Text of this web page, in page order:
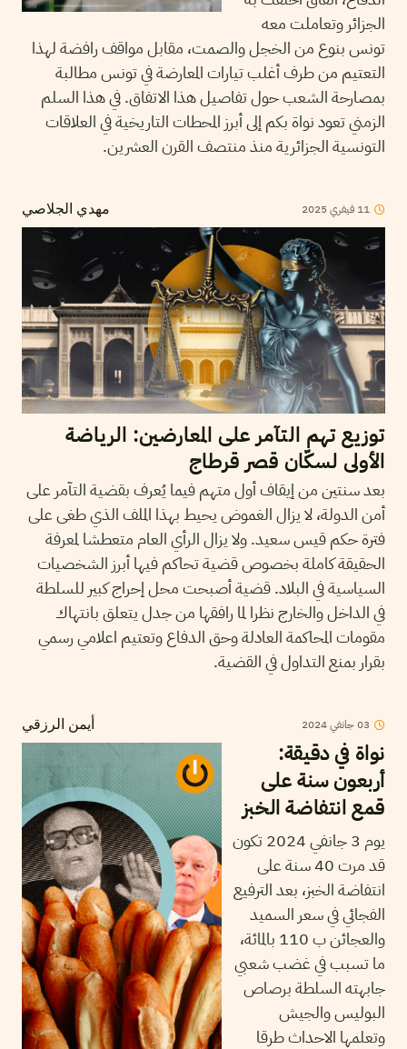
الجزائر وتعاملت معه
تونس بنوع من الخجل والصمت، مقابل مواقف رافضة لهذا
التعتيم من طرف أغلب تيارات المعارضة في تونس مطالبة
بمصارحة الشعب حول تفاصيل هذا الاتفاق. في هذا السلم
الزمني تعود نواة بكم إلى أبرز المحطات التاريخية في العلاقات
التونسية الجزائرية منذ منتصف القرن العشرين.
مهدي الجلاصي 11 فيفري 2025
توزيع تهم التآمر على المعارضين: الرياضة
الأولى لسكّان قصر قرطاج
بعد سنتين من إيقاف أول متهم فيما يُعرف بقضية التآمر على
أمن الدولة، لا يزال الغموض يحيط بهذا الملف الذي طغى على
فترة حكم قيس سعيد. ولا يزال الرأي العام متعطشا لمعرفة
الحقيقة كاملة بخصوص قضية تحاكم فيها أبرز الشخصيات
السياسية في البلاد. قضية أصبحت محل إحراج كبير للسلطة
في الداخل والخارج نظرا لما رافقها من جدل يتعلق بانتهاك
مقومات المحاكمة العادلة وحق الدفاع وتعتيم اعلامي رسمي
بقرار بمنع التداول في القضية.
أيمن الرزقي 03جانفي2024
نواة في دقيقة:
أربعون سنة على
قمع انتفاضة الخبز
يوم 3 جانفي 2024 تكون
قد مرت 40 سنة على
انتفاضة الخبز، بعد الترفيع
الفجائي في سعر السميد
والعجائن ب 110 بالمائة،
ما تسبب في غضب شعبي
جابهته السلطة برصاص
البوليس والجيش
وتعلمها الاحداث طرقا